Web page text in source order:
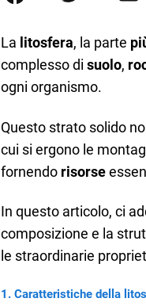
laurea Chimica e Tecnologia Farmaceutica(CTF). Dopo
occupandosi di
e ha imparato
da ormai 9 anni con
giovani e di tenersi
La litosfera, la parte
complesso di suolo,
ogni organismo.
Questo strato solido
cui si ergono le
fornendo risorse
In questo articolo, ci
composizione e la
le straordinarie
Caratteristiche della